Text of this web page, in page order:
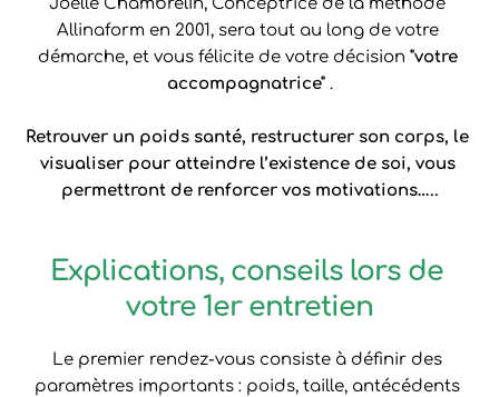
Joëlle Chambrelin, Conceptrice de la méthode
Allinaform en 2001, sera tout au long de votre
démarche, et vous félicite de votre décision "votre
accompagnatrice" .
Retrouver un poids santé, restructurer son corps, le
visualiser pour atteindre l’existence de soi, vous
permettront de renforcer vos motivations…..
Explications, conseils lors de
votre 1er entretien
Le premier rendez-vous consiste à définir des
paramètres importants : poids, taille, antécédents